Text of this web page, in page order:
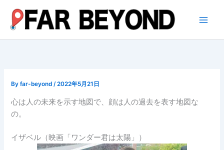
ス
Byfar-beyond/2022年5月21日
心は人の未来を示す地図で、顔は人の過去を表す地図な
の。
イザベル（映画「ワンダー君は太陽」）